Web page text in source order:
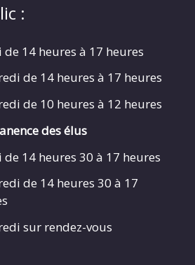
:
de 14 heures à 17 heures
de 14 heures à 17 heures
de 10 heures à 12 heures
des élus
de 14 heures 30 à 17 heures
de 14 heures 30 à 17
sur rendez-vous